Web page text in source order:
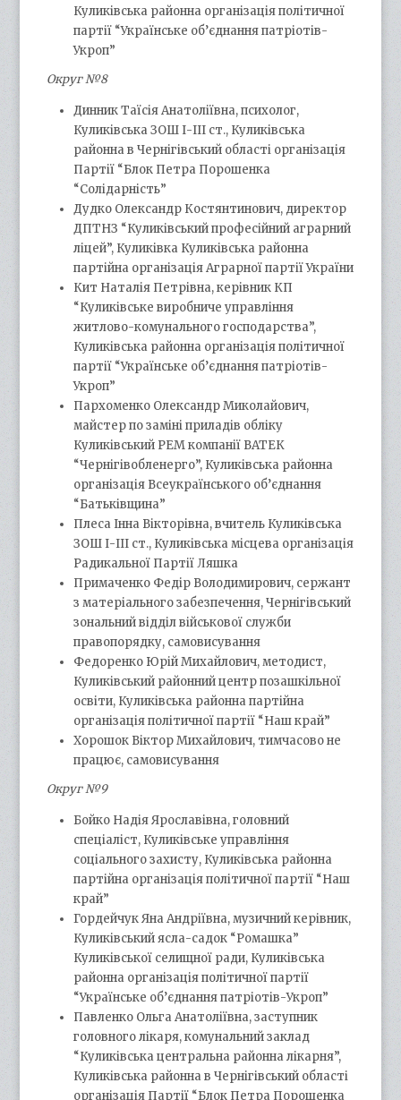
Куликівська районна організація політичної
партії “Українське об’єднання патріотів-
Укроп”
Округ №8
Динник Таїсія Анатоліївна, психолог,
Куликівська ЗОШ І-ІІІ ст., Куликівська
районна в Чернігівський області організація
Партії “Блок Петра Порошенка
“Солідарність”
Дудко Олександр Костянтинович, директор
ДПТНЗ “Куликівський професійний аграрний
ліцей”, Куликівка Куликівська районна
партійна організація Аграрної партії України
Кит Наталія Петрівна, керівник КП
“Куликівське виробниче управління
житлово-комунального господарства”,
Куликівська районна організація політичної
партії “Українське об’єднання патріотів-
Укроп”
Пархоменко Олександр Миколайович,
майстер по заміні приладів обліку
Куликівський РЕМ компанії ВАТЕК
“Чернігівобленерго”, Куликівська районна
організація Всеукраїнського об’єднання
“Батьківщина”
Плеса Інна Вікторівна, вчитель Куликівська
ЗОШ І-ІІІ ст., Куликівська місцева організація
Радикальної Партії Ляшка
Примаченко Федір Володимирович, сержант
з матеріального забезпечення, Чернігівський
зональний відділ військової служби
правопорядку, самовисування
Федоренко Юрій Михайлович, методист,
Куликівський районний центр позашкільної
освіти, Куликівська районна партійна
організація політичної партії “Наш край”
Хорошок Віктор Михайлович, тимчасово не
працює, самовисування
Округ №9
Бойко Надія Ярославівна, головний
спеціаліст, Куликівське управління
соціального захисту, Куликівська районна
партійна організація політичної партії “Наш
край”
Гордейчук Яна Андріївна, музичний керівник,
Куликівський ясла-садок “Ромашка”
Куликівської селищної ради, Куликівська
районна організація політичної партії
“Українське об’єднання патріотів-Укроп”
Павленко Ольга Анатоліївна, заступник
головного лікаря, комунальний заклад
“Куликівська центральна районна лікарня”,
Куликівська районна в Чернігівський області
організація Партії “Блок Петра Порошенка